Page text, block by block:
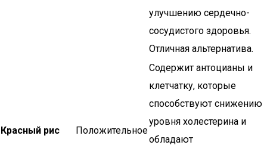
улучшению сердечно-
сосудистого здоровья.
Отличная альтернатива.
Красный рис Положительное
Содержит антоцианы и
клетчатку, которые
способствуют снижению
уровня холестерина и
обладают